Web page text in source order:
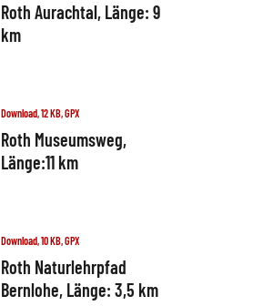
Roth Aurachtal, Länge: 9
km
Download, 12 KB, GPX
Roth Museumsweg,
Länge:11 km
Download, 10 KB, GPX
Roth Naturlehrpfad
Bernlohe, Länge: 3,5 km